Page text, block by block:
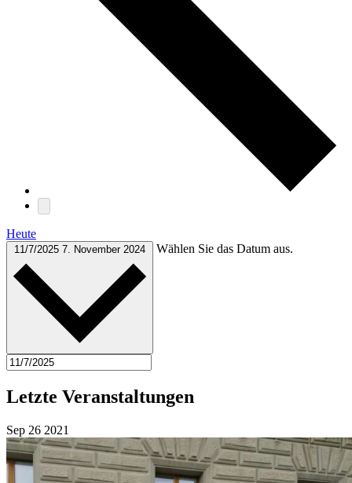
Heute
11/7/2025 7. November 2024 Wählen Sie das Datum aus.
Letzte Veranstaltungen
Sep 26 2021